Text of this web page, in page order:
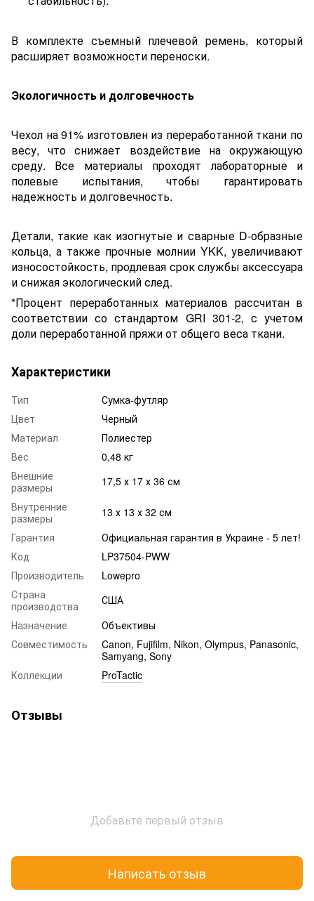
В комплекте съемный плечевой ремень, который
расширяет возможности переноски.
Экологичность и долговечность
Чехол на 91% изготовлен из переработанной ткани по
весу, что снижает воздействие на окружающую
среду. Все материалы проходят лабораторные и
полевые испытания, чтобы гарантировать
надежность и долговечность.
Детали, такие как изогнутые и сварные D-образные
кольца, а также прочные молнии YKK, увеличивают
износостойкость, продлевая срок службы аксессуара
и снижая экологический след.
*Процент переработанных материалов рассчитан в
соответствии со стандартом GRI 301-2, с учетом
доли переработанной пряжи от общего веса ткани.
Характеристики
Тип
Сумка-футляр
Цвет
Черный
Материал
Полиестер
Вес
0,48 кг
Внешние
размеры
17,5 х 17 х 36 см
Внутренние
размеры
13 х 13 х 32 см
Гарантия
Официальная гарантия в Украине - 5 лет!
Код
LP37504-PWW
Производитель
Lowepro
Страна
производства
США
Назначение
Объективы
Совместимость
Canon, Fujifilm, Nikon, Olympus, Panasonic,
Samyang, Sony
Коллекции
ProTactic
Отзывы
Добавьте первый отзыв
Написать отзыв